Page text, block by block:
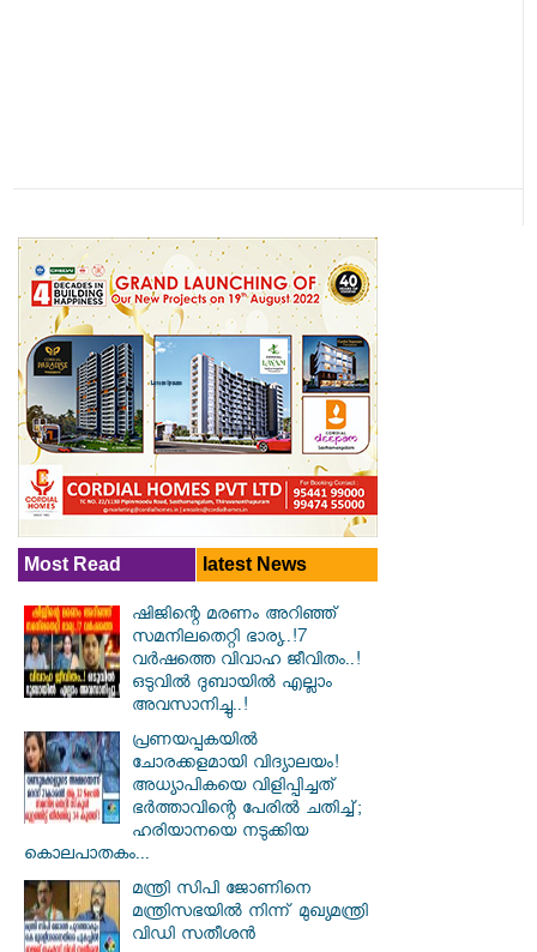
Most Read latest News
ഷിജിന്റെ മരണം അറിഞ്ഞ്
സമനിലതെറ്റി ഭാര്യ..!7
വർഷത്തെ വിവാഹ ജീവിതം..!
ഒടുവിൽ ദുബായിൽ എല്ലാം
അവസാനിച്ചു..!
പ്രണയപ്പകയിൽ
ചോരക്കളമായി വിദ്യാലയം!
അധ്യാപികയെ വിളിപ്പിച്ചത്
ഭർത്താവിന്റെ പേരിൽ ചതിച്ച്;
ഹരിയാനയെ നടുക്കിയ
കൊലപാതകം...
മന്ത്രി സിപി ജോണിനെ
മന്ത്രിസഭയില്‍ നിന്ന് മുഖ്യമന്ത്രി
വിഡി സതീശന്‍